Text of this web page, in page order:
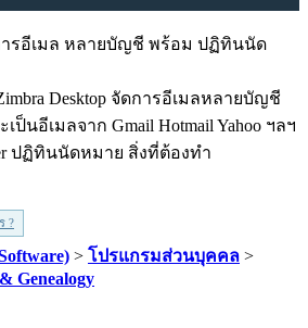
Desktop จัดการอีเมลหลายบัญชี
ป็นอีเมลจาก Gmail Hotmail Yahoo ฯลฯ
ปฏิทินนัดหมาย สิ่งที่ต้องทำ
?
> โปรแกรมส่วนบุคคล >
Genealogy